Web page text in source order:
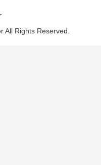
All Rights Reserved.